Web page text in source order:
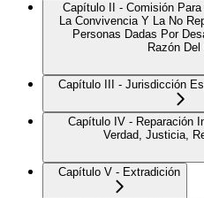
Capítulo II - Comisión
La Convivencia Y La No
Personas Dadas Por
Razón
Capítulo III - Jurisdicción
Capítulo IV - Reparación
Verdad, Justicia,
Capítulo V - Extradición